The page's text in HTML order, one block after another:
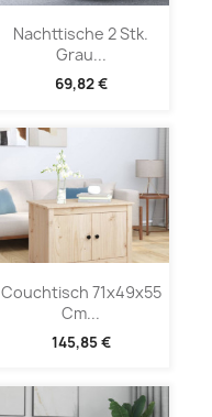
Nachttische 2 Stk.
Grau...
69,82 €
Couchtisch 71x49x55
Cm...
145,85 €